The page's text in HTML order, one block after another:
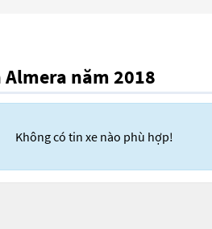
Almera năm 2018
Không có tin xe nào phù hợp!